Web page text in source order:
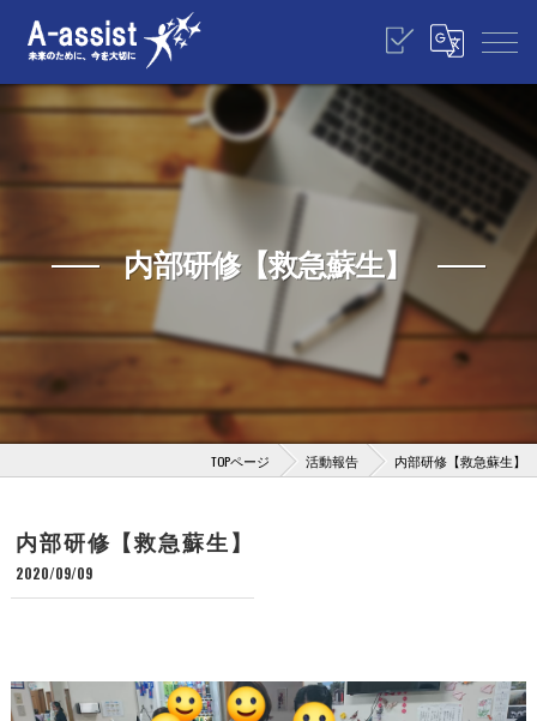
内部研修【救急蘇生】
TOPページ 活動報告 内部研修【救急蘇生】
内部研修【救急蘇生】
2020/09/09